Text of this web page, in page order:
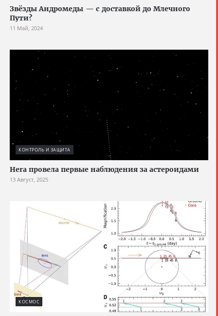
Звёзды Андромеды — с доставкой до Млечного
Пути?
11 Май, 2024
КОНТРОЛЬ И ЗАЩИТА
Hera провела первые наблюдения за астероидами
13 Август, 2025
КОСМОС